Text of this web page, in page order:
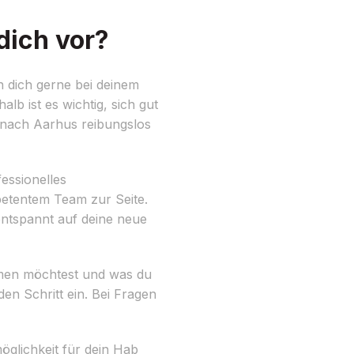
vor?
gerne bei deinem
ist es wichtig, sich gut
Aarhus reibungslos
Team zur Seite.
auf deine neue
möchtest und was du
Schritt ein. Bei Fragen
für dein Hab